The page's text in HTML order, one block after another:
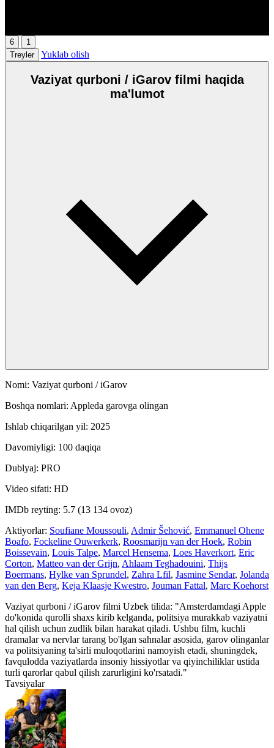
6
1
Treyler
Yuklab olish
Vaziyat qurboni / iGarov filmi haqida
ma'lumot
Nomi: Vaziyat qurboni / iGarov
Boshqa nomlari: Appleda garovga olingan
Ishlab chiqarilgan yil: 2025
Davomiyligi: 100 daqiqa
Dublyaj: PRO
Video sifati: HD
IMDb reyting: 5.7 (13 134 ovoz)
Aktiyorlar: Soufiane Moussouli, Admir Šehović, Emmanuel Ohene
Boafo, Fockeline Ouwerkerk, Roosmarijn van der Hoek, Robin
Boissevain, Louis Talpe, Marcel Hensema, Loes Haverkort, Eric
Corton, Matteo van der Grijn, Ahlaam Teghadouini, Thijs
Boermans, Hylke van Sprundel, Zahra Lfil, Jasmine Sendar, Jolanda
van den Berg, Keja Klaasje Kwestro, Jouman Fattal, Marc Koehorst
Vaziyat qurboni / iGarov filmi Uzbek tilida: "Amsterdamdagi Apple
do'konida qurolli shaxs kirib kelganda, politsiya murakkab vaziyatni
hal qilish uchun zudlik bilan harakat qiladi. Ushbu film, kuchli
dramalar va nervlar tarang bo'lgan sahnalar asosida, garov olinganlar
va politsiyaning ta'sirli muloqotlarini namoyish etadi, shuningdek,
favqulodda vaziyatlarda insoniy hissiyotlar va qiyinchiliklar ustida
turli qarorlar qabul qilish zarurligini ko'rsatadi."
Tavsiyalar